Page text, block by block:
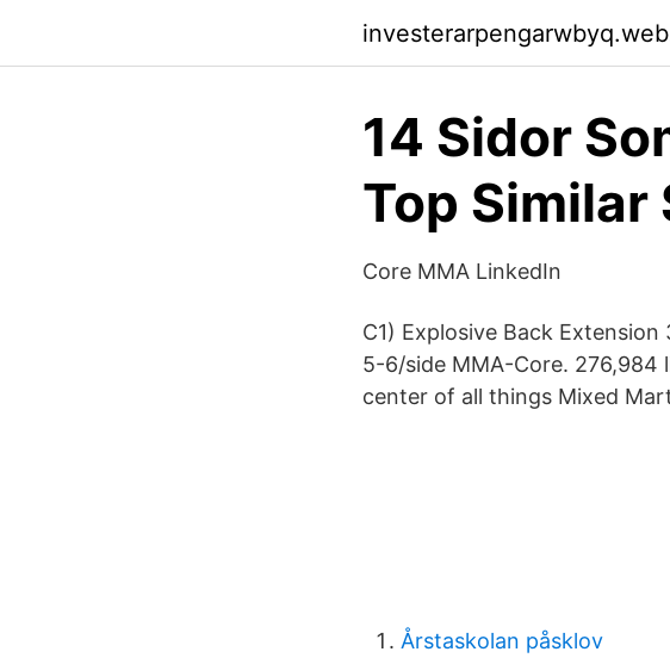
14 Sidor
Top Similar
Core MMA LinkedIn
C1) Explosive Back
5-6/side MMA-Core. 276,984
center of all things Mixed
Årstaskolan påsklov